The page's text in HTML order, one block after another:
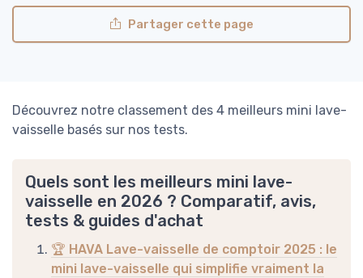
Partager cette page
Découvrez notre classement des 4 meilleurs mini lave-
vaisselle basés sur nos tests.
Quels sont les meilleurs mini lave-
vaisselle en 2026 ? Comparatif, avis,
tests & guides d'achat
🏆 HAVA Lave-vaisselle de comptoir 2025 : le
mini lave-vaisselle qui simplifie vraiment la